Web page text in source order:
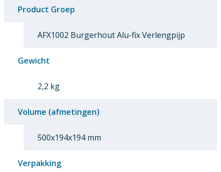
Product Groep
AFX1002 Burgerhout Alu-fix Verlengpijp
Gewicht
2,2 kg
Volume (afmetingen)
500x194x194 mm
Verpakking